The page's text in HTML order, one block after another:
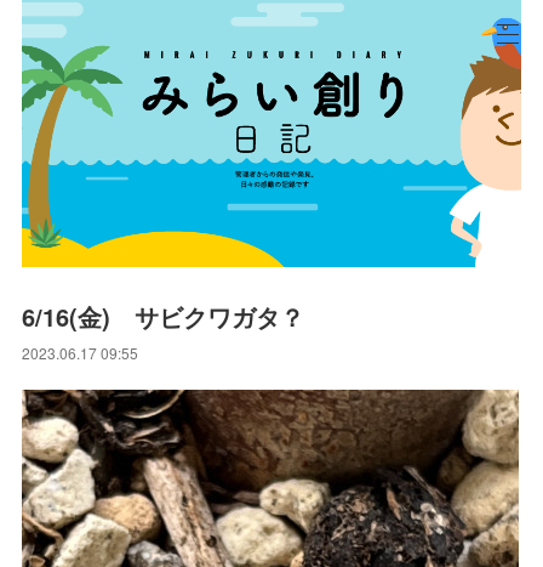
6/16(金) サビクワガタ？
2023.06.17 09:55